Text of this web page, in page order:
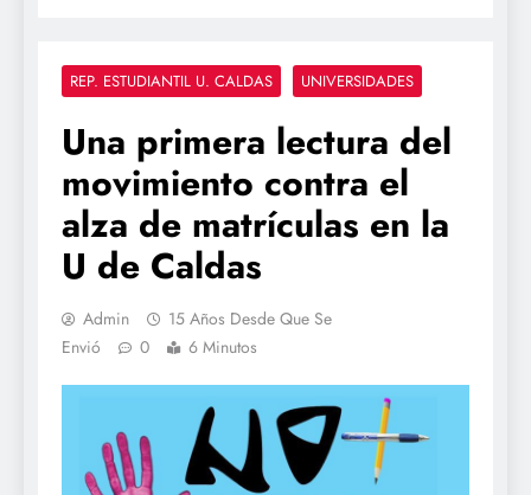
REP. ESTUDIANTIL U. CALDAS UNIVERSIDADES
Una primera lectura del
movimiento contra el
alza de matrículas en la
U de Caldas
Admin
15 Años Desde Que Se
Envió
0 6 Minutos